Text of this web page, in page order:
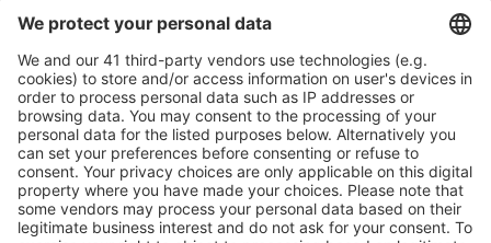
S námi ušetříte
Atraktivní ceny a speciální nabídky pro přihlášené
uživatele.
Ubytování dle vašeho gusta
Vyberte si z více než 1.3 milionu zařízení: hotelů,
apartmánů, chat a dalších.